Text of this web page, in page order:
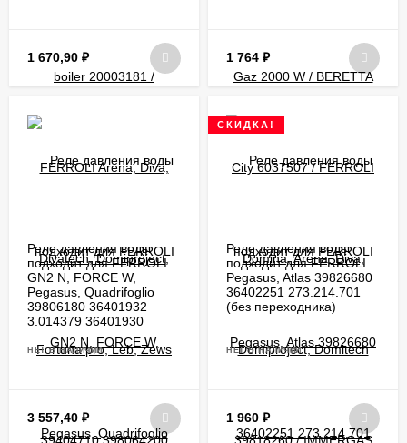
1 670,90 ₽ 1 764 ₽
Реле давления воды
подходит для FERROLI
GN2 N, FORCE W,
Pegasus, Quadrifoglio
39806180 36401932
3.014379 36401930
НЕТ В НАЛИЧИИ
3 557,40 ₽
СКИДКА!
Реле давления воды
подходит для FERROLI
Pegasus, Atlas 39826680
36402251 273.214.701
(без переходника)
НЕТ В НАЛИЧИИ
1 960 ₽